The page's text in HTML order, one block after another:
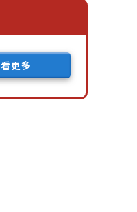
看更多